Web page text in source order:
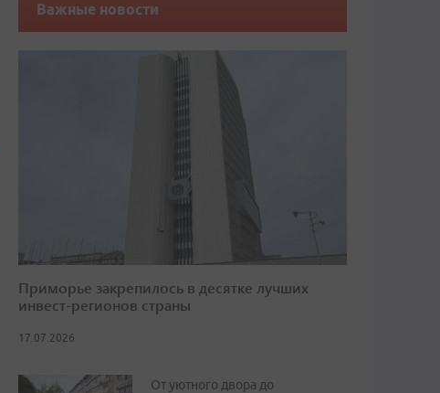
Важные новости
Приморье закрепилось в десятке лучших
инвест-регионов страны
17.07.2026
От уютного двора до